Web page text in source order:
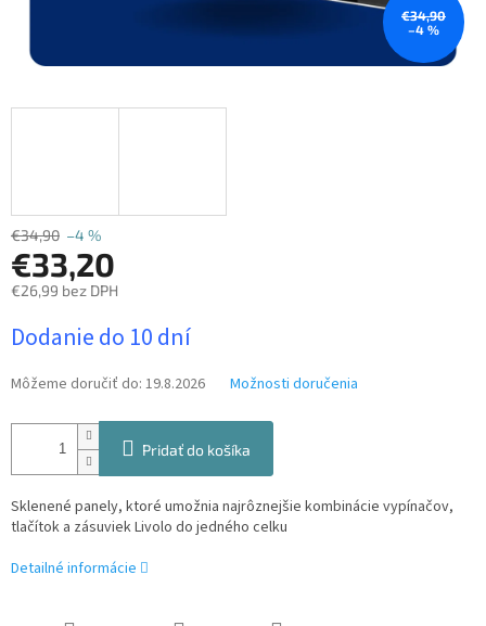
€34,90
–4 %
€34,90 –4 %
€33,20
€26,99 bez DPH
cena:
Dodanie do 10 dní
Môžeme doručiť do: 19.8.2026 Možnosti doručenia
Pridať do košíka
Sklenené panely, ktoré umožnia najrôznejšie kombinácie vypínačov,
tlačítok a zásuviek Livolo do jedného celku
Detailné informácie